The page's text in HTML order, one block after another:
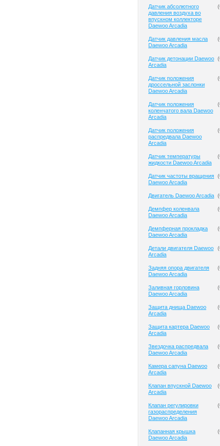
Датчик абсолютного
давления воздуха во
впускном коллекторе
Daewoo Arcadia
(
Датчик давления масла
Daewoo Arcadia
(
Датчик детонации Daewoo
Arcadia
(
Датчик положения
дроссельной заслонки
Daewoo Arcadia
(
Датчик положения
коленчатого вала Daewoo
Arcadia
(
Датчик положения
распредвала Daewoo
Arcadia
(
Датчик температуры
жидкости Daewoo Arcadia
(
Датчик частоты вращения
Daewoo Arcadia
(
Двигатель Daewoo Arcadia (
Демпфер коленвала
Daewoo Arcadia
(
Демпферная прокладка
Daewoo Arcadia
(
Детали двигателя Daewoo
Arcadia
(
Задняя опора двигателя
Daewoo Arcadia
(
Заливная горловина
Daewoo Arcadia
(
Защита днища Daewoo
Arcadia
(
Защита картера Daewoo
Arcadia
(
Звездочка распредвала
Daewoo Arcadia
(
Камера сапуна Daewoo
Arcadia
(
Клапан впускной Daewoo
Arcadia
(
Клапан регулировки
газораспределения
Daewoo Arcadia
(
Клапанная крышка
Daewoo Arcadia
(